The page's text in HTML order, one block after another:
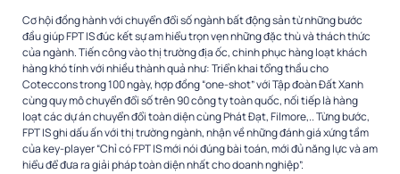
Cơ hội đồng hành với chuyển đổi số ngành bất động sản từ những bước
đầu giúp FPT IS đúc kết sự am hiểu trọn vẹn những đặc thù và thách thức
của ngành. Tiến công vào thị trường địa ốc, chinh phục hàng loạt khách
hàng khó tính với nhiều thành quả như: Triển khai tổng thầu cho
Coteccons trong 100 ngày, hợp đồng “one-shot” với Tập đoàn Đất Xanh
cùng quy mô chuyển đổi số trên 90 công ty toàn quốc, nối tiếp là hàng
loạt các dự án chuyển đổi toàn diện cùng Phát Đạt, Filmore,.. Từng bước,
FPT IS ghi dấu ấn với thị trường ngành, nhận về những đánh giá xứng tầm
của key-player “Chỉ có FPT IS mới nói đúng bài toán, mới đủ năng lực và am
hiểu để đưa ra giải pháp toàn diện nhất cho doanh nghiệp”.